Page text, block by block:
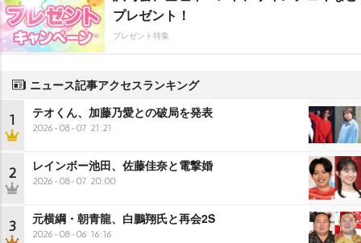
プレゼント！
プレゼント特集
ニュース記事アクセスランキング
1 テオくん、加藤乃愛との破局を発表
2026-08-07 21:21
2 レインボー池田、佐藤佳奈と電撃婚
2026-08-07 20:00
3 元横綱・朝青龍、白鵬翔氏と再会2S
2026-08-06 16:16